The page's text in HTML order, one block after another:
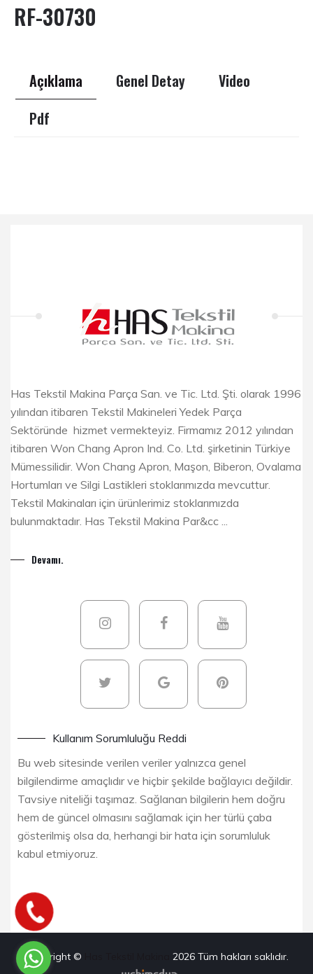
RF-30730
Açıklama Genel Detay
Video
Pdf
Has Tekstil Makina Parça San. ve Tic. Ltd. Şti. olarak 1996
yılından itibaren Tekstil Makineleri Yedek Parça
Sektöründe hizmet vermekteyiz. Firmamız 2012 yılından
itibaren Won Chang Apron Ind. Co. Ltd. şirketinin Türkiye
Mümessilidir. Won Chang Apron, Maşon, Biberon, Ovalama
Hortumları ve Silgi Lastikleri stoklarımızda mevcuttur.
Tekstil Makinaları için ürünlerimiz stoklarımızda
bulunmaktadır. Has Tekstil Makina Par&cc ...
Devamı.
Kullanım Sorumluluğu Reddi
Bu web sitesinde verilen veriler yalnızca genel
bilgilendirme amaçlıdır ve hiçbir şekilde bağlayıcı değildir.
Tavsiye niteliği taşımaz. Sağlanan bilgilerin hem doğru
hem de güncel olmasını sağlamak için her türlü çaba
gösterilmiş olsa da, herhangi bir hata için sorumluluk
kabul etmiyoruz.
Copyright © 2026 Tüm hakları saklıdır.